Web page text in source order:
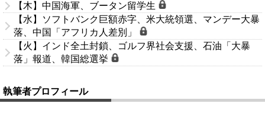
【木】中国海軍、ブータン留学生
【水】ソフトバンク巨額赤字、米大統領選、マンデー大暴
落、中国「アフリカ人差別」
【火】インド全土封鎖、ゴルフ界社会支援、石油「大暴
落」報道、韓国総選挙
執筆者プロフィール